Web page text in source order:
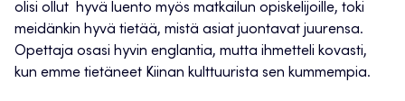
olisi ollut hyvä luento myös matkailun opiskelijoille, toki
meidänkin hyvä tietää, mistä asiat juontavat juurensa.
Opettaja osasi hyvin englantia, mutta ihmetteli kovasti,
kun emme tietäneet Kiinan kulttuurista sen kummempia.